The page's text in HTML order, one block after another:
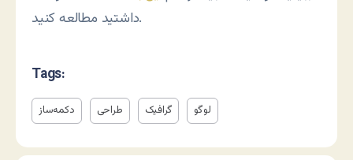
داشتید مطالعه کنید.
Tags:
دکمه‌ساز طراحی گرافیک لوگو